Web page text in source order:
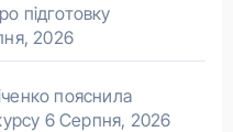
підготовку
2026
пояснила
6 Серпня, 2026